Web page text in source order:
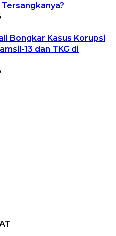
Bongkar Kasus Korupsi
13 dan TKG di